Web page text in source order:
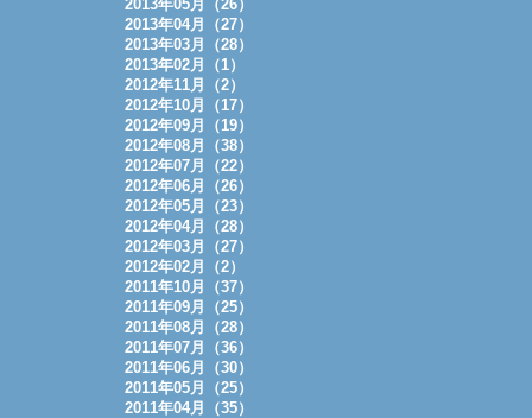
2013年05月（26）
2013年04月（27）
2013年03月（28）
2013年02月（1）
2012年11月（2）
2012年10月（17）
2012年09月（19）
2012年08月（38）
2012年07月（22）
2012年06月（26）
2012年05月（23）
2012年04月（28）
2012年03月（27）
2012年02月（2）
2011年10月（37）
2011年09月（25）
2011年08月（28）
2011年07月（36）
2011年06月（30）
2011年05月（25）
2011年04月（35）